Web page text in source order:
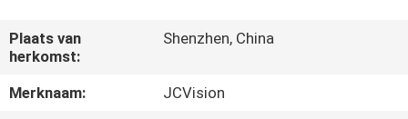
ONS
FABRIEKSTOCHT
Plaats van
herkomst:
Shenzhen, China
Merknaam:
JCVision